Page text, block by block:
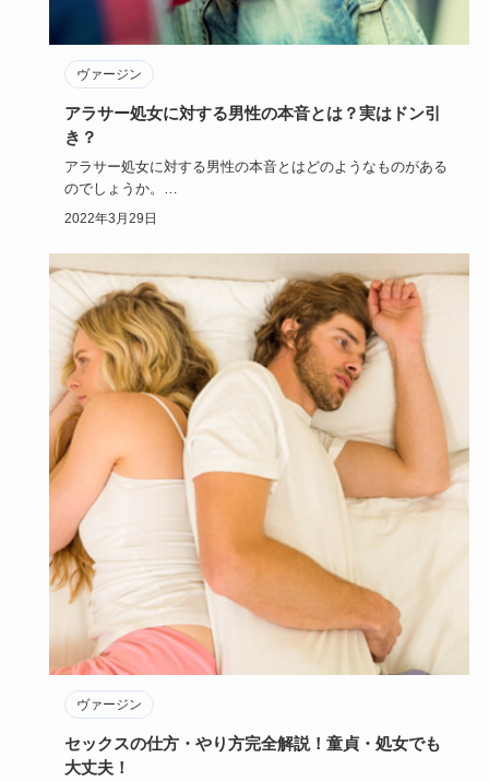
ヴァージン
アラサー処女に対する男性の本音とは？実はドン引
き？
アラサー処女に対する男性の本音とはどのようなものがある
のでしょうか。
それをまとめてみましたので是非読んでみてくださいね…
2022年3月29日
ヴァージン
セックスの仕方・やり方完全解説！童貞・処女でも
大丈夫！